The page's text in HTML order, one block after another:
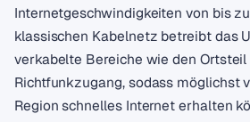
Internetgeschwindigkeiten von bis
klassischen Kabelnetz betreibt das
verkabelte Bereiche wie den
Richtfunkzugang, sodass möglichst
Region schnelles Internet erhalten